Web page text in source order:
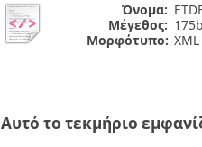
Όνομα:
Μέγεθος:
Μορφότυπο: XML
Αυτό το τεκμήριο